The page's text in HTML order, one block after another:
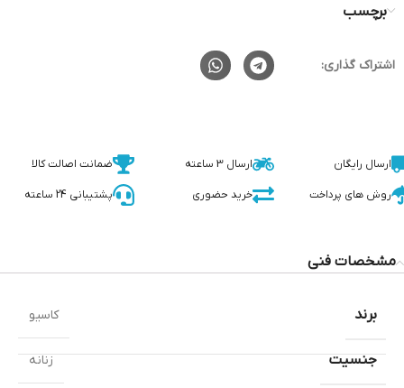
برچسب
اشتراک گذاری:
ارسال رایگان ارسال 3 ساعته ضمانت اصالت کالا
روش های پرداخت خرید حضوری پشتیبانی 24 ساعته
مشخصات فنی
جنسیت زنانه
برند کاسیو